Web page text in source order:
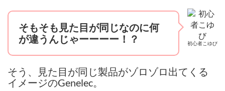
初心者こゆび
そもそも見た目が同じなのに何
が違うんじゃーーーー！？
そう、見た目が同じ製品がゾロゾロ出てくる
イメージのGenelec。